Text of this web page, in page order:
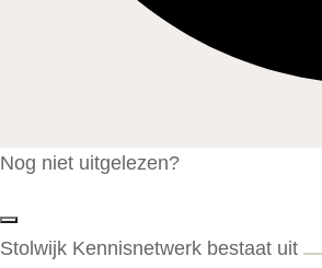
Nog niet uitgelezen?
Stolwijk Kennisnetwerk bestaat uit